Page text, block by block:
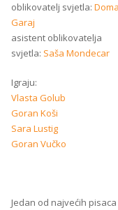
oblikovatelj svjetla:
Garaj
asistent oblikovatelja
svjetla: Saša Mondecar
Igraju:
Vlasta Golub
Goran Koši
Sara Lustig
Goran Vučko
Jedan od najvećih